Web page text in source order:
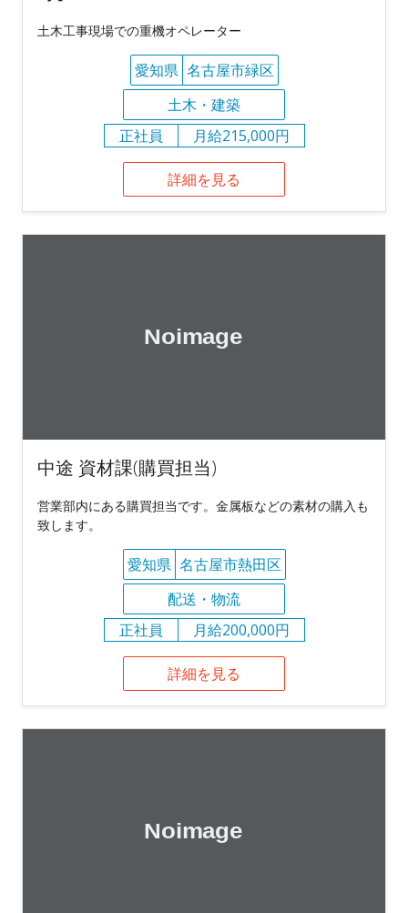
土木工事現場での重機オペレーター
愛知県 名古屋市緑区
土木・建築
正社員
月給215,000円
詳細を見る
中途 資材課(購買担当)
営業部内にある購買担当です。金属板などの素材の購入も
致します。
愛知県 名古屋市熱田区
配送・物流
正社員
月給200,000円
詳細を見る